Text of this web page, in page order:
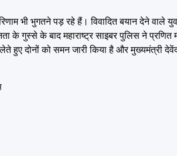
भी भुगतने पड़ रहे हैं। विवादित बयान देने वाले
के गुस्से के बाद महाराष्ट्र साइबर पुलिस ने
हुए दोनों को समन जारी किया है और मुख्यमंत्री